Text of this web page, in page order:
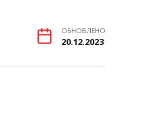
ОБНОВЛЕНО
20.12.2023